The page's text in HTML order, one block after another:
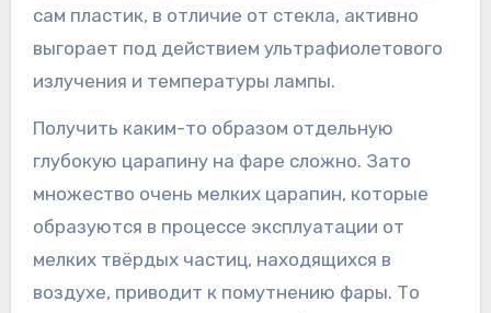
сам пластик, в отличие от стекла, активно
выгорает под действием ультрафиолетового
излучения и температуры лампы.
Получить каким-то образом отдельную
глубокую царапину на фаре сложно. Зато
множество очень мелких царапин, которые
образуются в процессе эксплуатации от
мелких твёрдых частиц, находящихся в
воздухе, приводит к помутнению фары. То